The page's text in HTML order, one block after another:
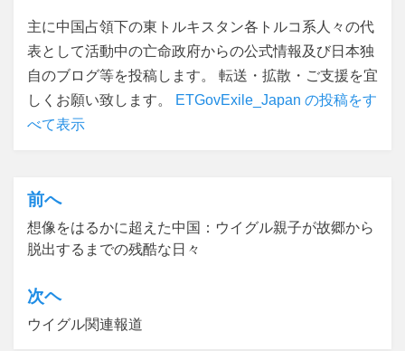
主に中国占領下の東トルキスタン各トルコ系人々の代
表として活動中の亡命政府からの公式情報及び日本独
自のブログ等を投稿します。 転送・拡散・ご支援を宜
しくお願い致します。
ETGovExile_Japan の投稿をす
べて表示
投
稿
ナ
ビ
ゲ
前へ
想像をはるかに超えた中国：ウイグル親子が故郷から
脱出するまでの残酷な日々
次ヘ
ウイグル関連報道